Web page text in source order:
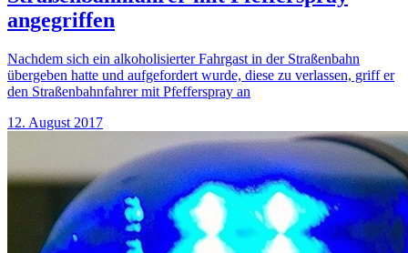
angegriffen
Nachdem sich ein alkoholisierter Fahrgast in der Straßenbahn
übergeben hatte und aufgefordert wurde, diese zu verlassen, griff er
den Straßenbahnfahrer mit Pfefferspray an
12. August 2017